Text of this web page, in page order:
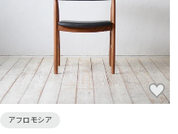
アフロモシア